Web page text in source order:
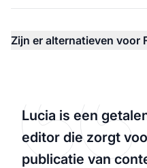
Zijn er alternatieven voor
Lucia is een
editor die zorgt
publicatie van